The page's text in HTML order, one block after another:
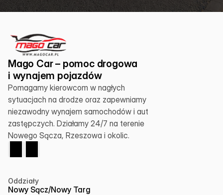
Mago Car – pomoc drogowa
i wynajem pojazdów
Pomagamy kierowcom w nagłych
sytuacjach na drodze oraz zapewniamy
niezawodny wynajem samochodów i aut
zastępczych. Działamy 24/7 na terenie
Nowego Sącza, Rzeszowa i okolic.
Oddziały
Nowy Sącz/Nowy Targ